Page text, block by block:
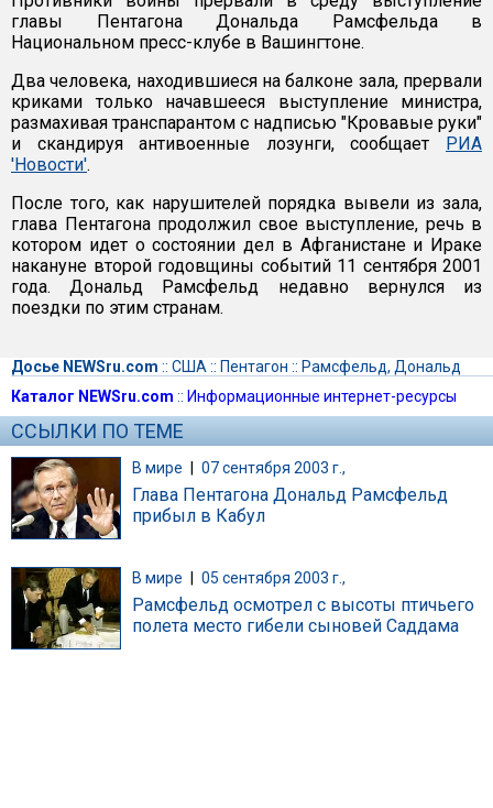
главы Пентагона Дональда Рамсфельда в
Национальном пресс-клубе в Вашингтоне.
Два человека, находившиеся на балконе зала, прервали
криками только начавшееся выступление министра,
размахивая транспарантом с надписью "Кровавые руки"
и скандируя антивоенные лозунги, сообщает РИА
'Новости'.
После того, как нарушителей порядка вывели из зала,
глава Пентагона продолжил свое выступление, речь в
котором идет о состоянии дел в Афганистане и Ираке
накануне второй годовщины событий 11 сентября 2001
года. Дональд Рамсфельд недавно вернулся из
поездки по этим странам.
Досье NEWSru.com :: США :: Пентагон :: Рамсфельд, Дональд
Каталог NEWSru.com :: Информационные интернет-ресурсы
ССЫЛКИ ПО ТЕМЕ
В мире | 07 сентября 2003 г.,
Глава Пентагона Дональд Рамсфельд
прибыл в Кабул
В мире 05 сентября 2003 г.,
Рамсфельд осмотрел с высоты птичьего
полета место гибели сыновей Саддама